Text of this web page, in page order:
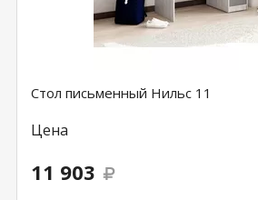
Стол письменный Нильс 11
Цена
11 903